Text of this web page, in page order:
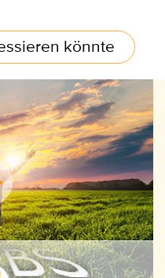
könnte